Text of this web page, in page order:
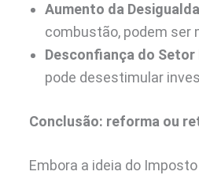
Aumento da
combustão, podem ser
Desconfiança do
pode desestimular
Conclusão: reforma ou
Embora a ideia do